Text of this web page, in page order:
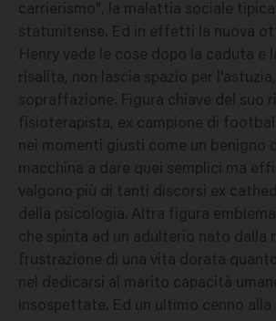
carrierismo", la malattia sociale
statunitense. Ed in effetti la nuova
Henry vede le cose dopo la caduta e
risalita, non lascia spazio per
sopraffazione. Figura chiave del suo
fisioterapista, ex campione di
nei momenti giusti come un benigno
macchina a dare quei semplici ma
valgono più di tanti discorsi ex
della psicologia. Altra figura
che spinta ad un adulterio nato dalla
frustrazione di una vita dorata
nel dedicarsi al marito capacità
insospettate. Ed un ultimo cenno alla